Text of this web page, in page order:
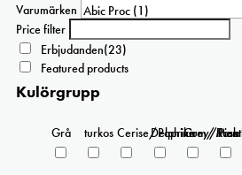
Varumärken
Price filter
Erbjudanden(23)
Featured products
Kulörgrupp
Grå turkos Cerise/Paprika
Delphinium/
Grey/Pink
Rosa